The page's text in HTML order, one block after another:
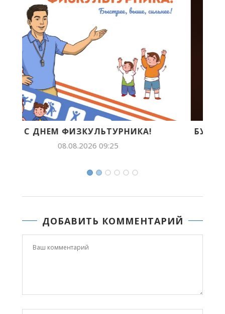
БУДУЩЕЕ ЯКУТИИ В ЛИЦАХ: ЛИЛИАНА
ПОПОВА ПОКОРЯЕТ...
ДОБАВИТЬ КОММЕНТАРИЙ